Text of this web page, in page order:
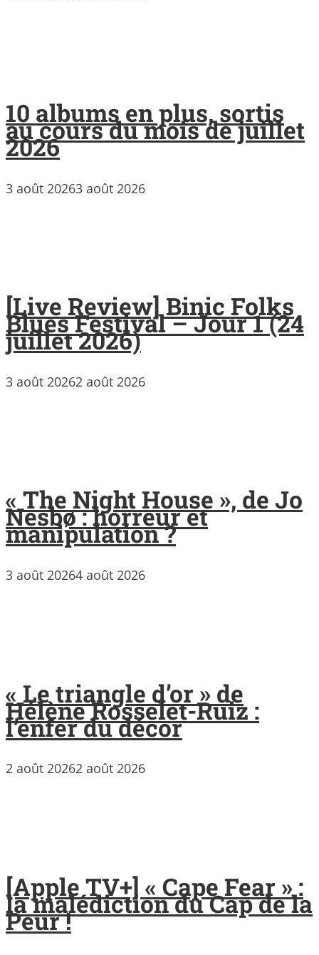
10 albums en plus, sortis
au cours du mois de juillet
2026
3 août 20263 août 2026
[Live Review] Binic Folks
Blues Festival – Jour 1 (24
juillet 2026)
3 août 20262 août 2026
« The Night House », de Jo
Nesbø : horreur et
manipulation ?
3 août 20264 août 2026
« Le triangle d’or » de
Hélène Rosselet-Ruiz :
l’enfer du décor
2 août 20262 août 2026
[Apple TV+] « Cape Fear » :
la malédiction du Cap de la
Peur !